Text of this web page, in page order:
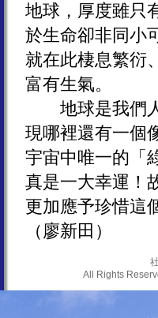
地球，厚度雖只
於生命卻非同小
就在此棲息繁衍
富有生氣。
地球是我們人
現哪裡還有一個
宇宙中唯一的「
真是一大幸運！
更加應予珍惜這
（廖新田）
All Rights